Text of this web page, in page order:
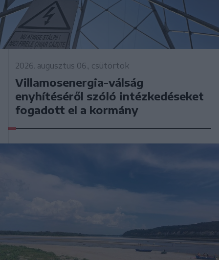
2026. augusztus 06., csütörtök
Villamosenergia-válság
enyhítéséről szóló intézkedéseket
fogadott el a kormány